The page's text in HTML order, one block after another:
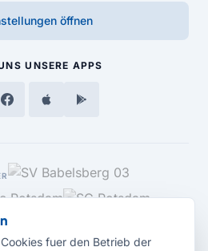
öffnen
UNSERE APPS
fuer den Betrieb der